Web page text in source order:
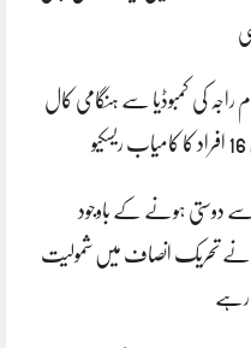
راجہ کی کمبوڈیا سے ہنگامی کال
دوستی ہونے کے باوجود
نے تحریک انصاف میں شمولیت
رہے